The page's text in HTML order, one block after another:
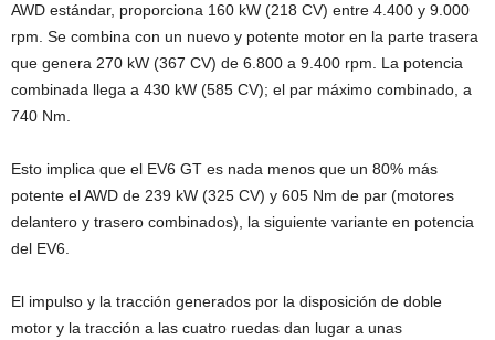
AWD estándar, proporciona 160 kW (218 CV) entre 4.400 y 9.000
rpm. Se combina con un nuevo y potente motor en la parte trasera
que genera 270 kW (367 CV) de 6.800 a 9.400 rpm. La potencia
combinada llega a 430 kW (585 CV); el par máximo combinado, a
740 Nm.
Esto implica que el EV6 GT es nada menos que un 80% más
potente el AWD de 239 kW (325 CV) y 605 Nm de par (motores
delantero y trasero combinados), la siguiente variante en potencia
del EV6.
El impulso y la tracción generados por la disposición de doble
motor y la tracción a las cuatro ruedas dan lugar a unas